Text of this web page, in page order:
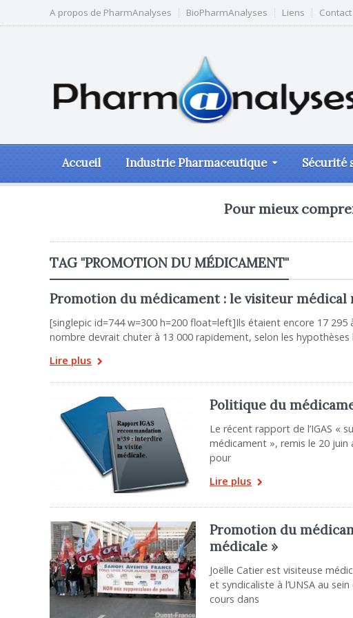
A propos de PharmAnalyses BioPharmAnalyses Liens Contact
Accueil Industrie Pharmaceutique Sécurité
Pour mieux
TAG "PROMOTION DU MÉDICAMENT"
Promotion du médicament : le visiteur
[singlepic id=744 w=300 h=200 float=left]Ils étaient encore 17
nombre devrait chuter à 13 000 rapidement, selon les hypothèses
Lire plus
Politique du
Le récent rapport de l’IGAS «
médicament », remis le 20
pour
Lire plus
Promotion du
médicale »
Joëlle Catier est visiteuse
et syndicaliste à l’UNSA au
cours dans